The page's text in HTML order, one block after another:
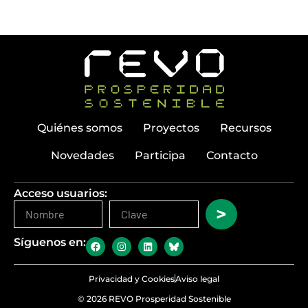
Quiénes somos Proyectos Recursos
Novedades Participa Contacto
Acceso usuarios:
>
Síguenos en:
© 2026 REVO Prosperidad Sostenible
Privacidad y CookiesAviso legal